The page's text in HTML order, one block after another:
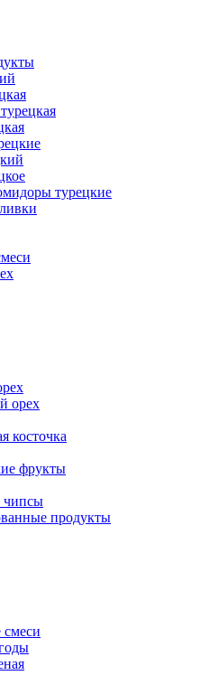
турецкие
орех
косточка
фрукты
чипсы
продукты